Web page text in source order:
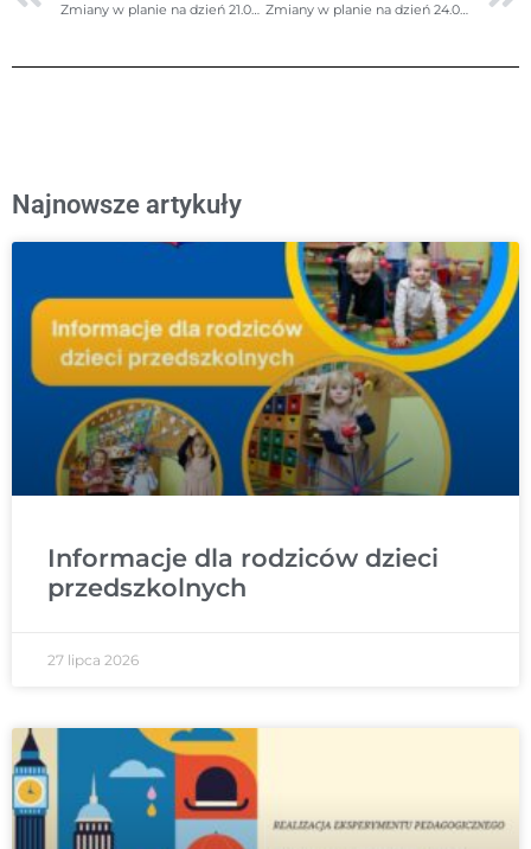
Zmiany w planie na dzień 24.03.2025r. (poniedziałek)- poprawione
Najnowsze artykuły
Informacje dla rodziców dzieci
przedszkolnych
27 lipca 2026